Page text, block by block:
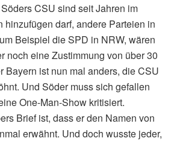
CSU sind seit Jahren im
hinzufügen darf, andere Parteien in
Beispiel die SPD in NRW, wären
noch eine Zustimmung von über 30
Bayern ist nun mal anders, die CSU
Und Söder muss sich gefallen
One-Man-Show kritisiert.
Brief ist, dass er den Namen von
erwähnt. Und doch wusste jeder,